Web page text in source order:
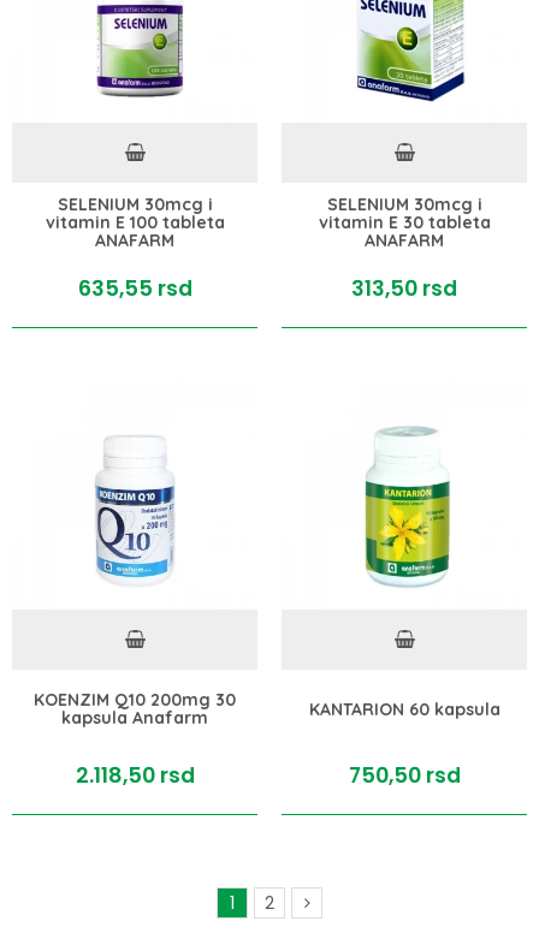
SELENIUM 30mcg i
vitamin E 100 tableta
ANAFARM
635,55 rsd
SELENIUM 30mcg i
vitamin E 30 tableta
ANAFARM
313,50 rsd
KOENZIM Q10 200mg 30
kapsula Anafarm
2.118,50 rsd
KANTARION 60 kapsula
750,50 rsd
1 2